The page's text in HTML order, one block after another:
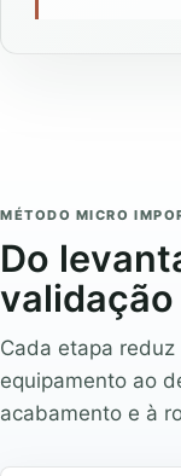
MÉTODO MICRO
Do
Cada etapa
equipamento ao
acabamento e à